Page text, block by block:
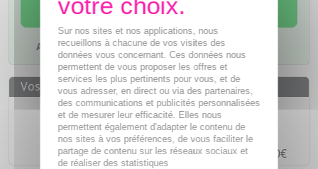
AJOUTER AU PANIER
Ajouter à mes favoris
Vos avantages
Des prixIMBATTABLES
Paiement en ligneSÉCURISÉ
Paiement en4 fois sans frais à partir de 30€
Sur nos sites et nos applications, nous
recueillons à chacune de vos visites des
données vous concernant. Ces données nous
permettent de vous proposer les offres et
services les plus pertinents pour vous, et de
vous adresser, en direct ou via des partenaires,
des communications et publicités personnalisées
et de mesurer leur efficacité. Elles nous
permettent également d'adapter le contenu de
nos sites à vos préférences, de vous faciliter le
partage de contenu sur les réseaux sociaux et
de réaliser des statistiques